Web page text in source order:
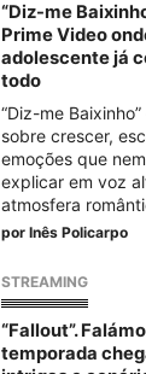
“Diz-me
Prime Video
adolescente já
todo
“Diz-me
sobre crescer,
emoções que
explicar em voz
atmosfera
por Inês Policarpo
STREAMING
“Fallout”.
temporada